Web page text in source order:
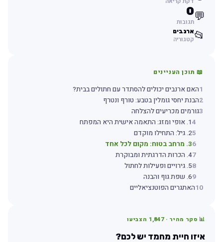
💬
0
תגובות
📂ארנבים
קטגוריה
📖 תוכן העניינים
האם ארנבים יכולים להסתדר עם חתולים בבית?
2הבנת יחסי גומלין בטבע: טורף ונטרף
גורמים מכריעים להצלחה
1. אופי ומזג: התאמה אישית היא המפתח
2. גיל: התחילו מוקדם
63. מרחב בטוח: מקום לכל אחד
74. הכרות הדרגתית ומבוקרת
85. גירויים ופעילות לחתול
96. שפת גוף והבנה
10האתגרים הפוטנציאליים
📊 סקר מהיר · 1,847הצביעו
איזו חיית מחמד יש לכם?